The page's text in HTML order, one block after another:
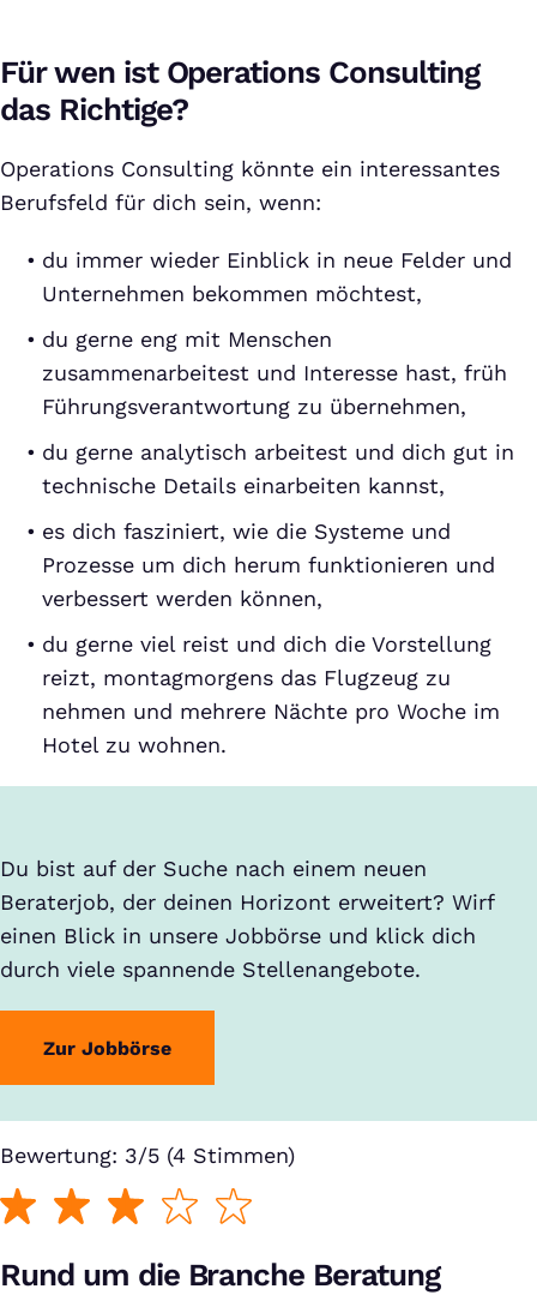
Für wen ist Operations Consulting
das Richtige?
Operations Consulting könnte ein interessantes
Berufsfeld für dich sein, wenn:
du immer wieder Einblick in neue Felder und
Unternehmen bekommen möchtest,
du gerne eng mit Menschen
zusammenarbeitest und Interesse hast, früh
Führungsverantwortung zu übernehmen,
du gerne analytisch arbeitest und dich gut in
technische Details einarbeiten kannst,
es dich fasziniert, wie die Systeme und
Prozesse um dich herum funktionieren und
verbessert werden können,
du gerne viel reist und dich die Vorstellung
reizt, montagmorgens das Flugzeug zu
nehmen und mehrere Nächte pro Woche im
Hotel zu wohnen.
Du bist auf der Suche nach einem neuen
Beraterjob, der deinen Horizont erweitert? Wirf
einen Blick in unsere Jobbörse und klick dich
durch viele spannende Stellenangebote.
Zur Jobbörse
Bewertung: 3/5 (4 Stimmen)
Rund um die Branche Beratung